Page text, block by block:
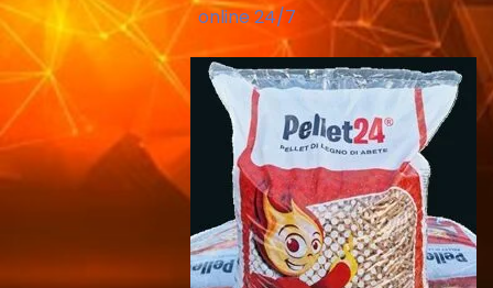
online 24/7